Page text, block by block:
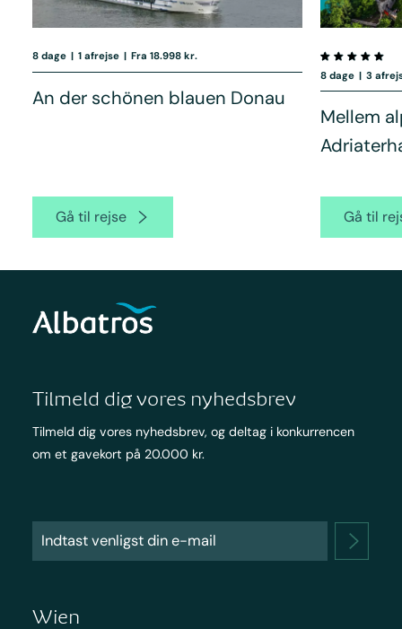
8 dage | 1 afrejse | Fra 18.998 kr.
An der schönen blauen Donau
Gå til rejse
8 dage | 3
Mellem
Gå til
Tilmeld dig vores nyhedsbrev
Tilmeld dig vores nyhedsbrev, og deltag i konkurrencen
om et gavekort på 20.000 kr.
Wien